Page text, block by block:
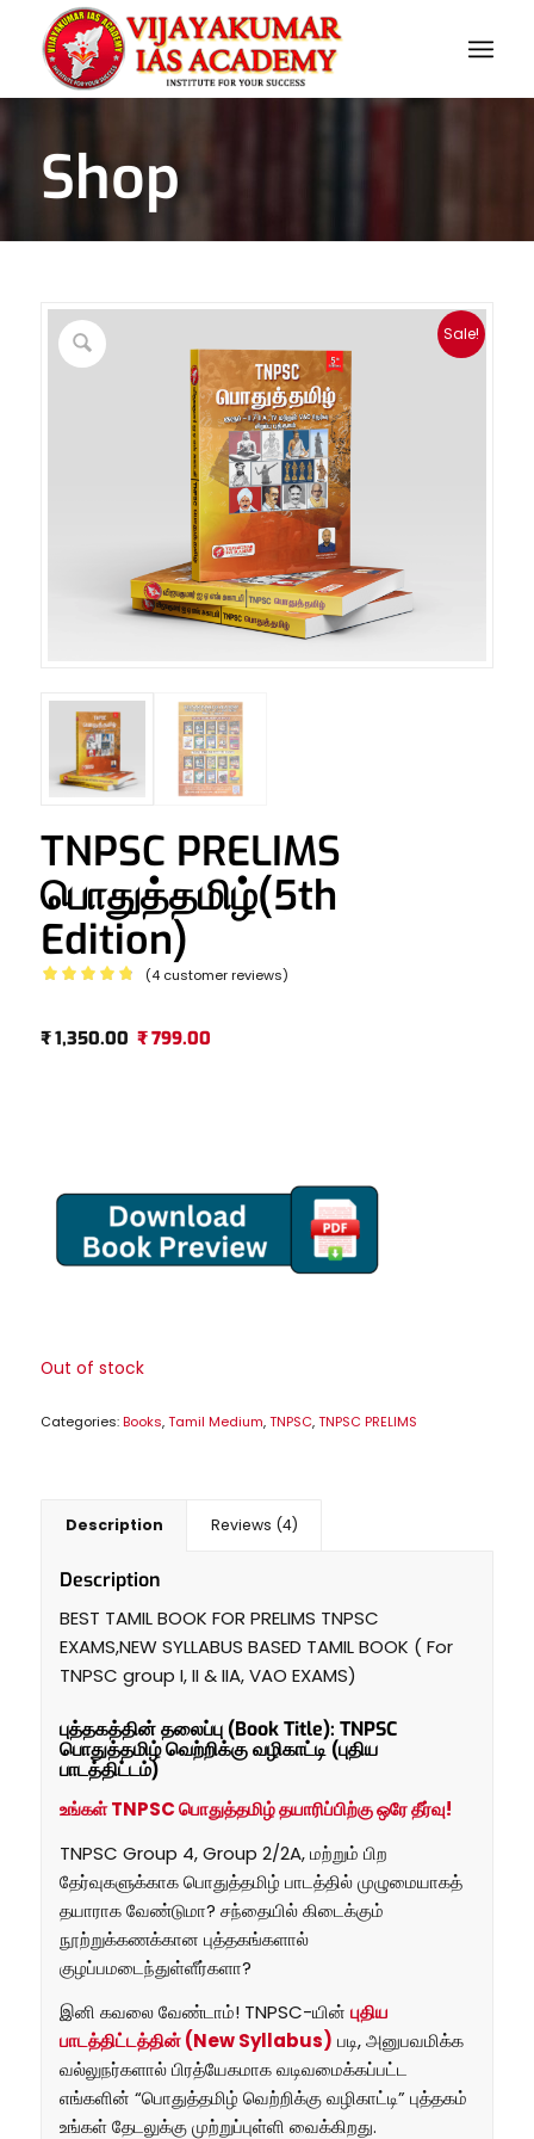
Shop
Sale!
TNPSC PRELIMS
பொதுத்தமிழ்(5th
Edition)
4.75out
of 5
(4customer reviews)
₹1,350.00 Original
₹799.00
Out of stock
Categories:Books,Tamil Medium,TNPSC,TNPSC PRELIMS
Description Reviews (4)
Description
BEST TAMIL BOOK FOR PRELIMS TNPSC
EXAMS,NEW SYLLABUS BASED TAMIL BOOK ( For
TNPSC group I, II & IIA, VAO EXAMS)
புத்தகத்தின் தலைப்பு (Book Title): TNPSC
பொதுத்தமிழ் வெற்றிக்கு வழிகாட்டி (புதிய
பாடத்திட்டம்)
உங்கள் TNPSC பொதுத்தமிழ் தயாரிப்பிற்கு ஒரே தீர்வு!
TNPSC Group 4, Group 2/2A, மற்றும் பிற
தேர்வுகளுக்காக பொதுத்தமிழ் பாடத்தில் முழுமையாகத்
தயாராக வேண்டுமா? சந்தையில் கிடைக்கும்
நூற்றுக்கணக்கான புத்தகங்களால்
குழப்பமடைந்துள்ளீர்களா?
இனி கவலை வேண்டாம்! TNPSC-யின் புதிய
பாடத்திட்டத்தின் (New Syllabus) படி, அனுபவமிக்க
வல்லுநர்களால் பிரத்யேகமாக வடிவமைக்கப்பட்ட
எங்களின் “பொதுத்தமிழ் வெற்றிக்கு வழிகாட்டி” புத்தகம்
உங்கள் தேடலுக்கு முற்றுப்புள்ளி வைக்கிறது.